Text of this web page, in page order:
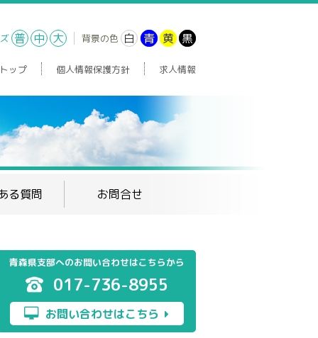
普 中 大 背景の色 白 青 黄 黒
ップ 個人情報保護方針 求人情報
る質問 お問合せ
青森県支部へのお問い合わせはこちらから
017-736-8955
お問い合わせはこちら